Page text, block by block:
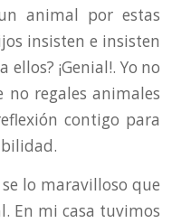
animal por estas
insisten e insisten
¡Genial!. Yo no
no regales animales
contigo para
lo maravilloso que
En mi casa tuvimos